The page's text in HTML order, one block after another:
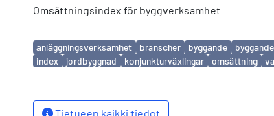
Omsättningsindex för byggverksamhet
Avainsanat
anläggningsverksamhet branscher byggande
index
jordbyggnad konjunkturväxlingar omsättning
Tietueen kaikki tiedot